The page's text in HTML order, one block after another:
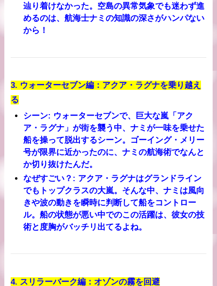
辿り着けなかった。空島の異常気象でも迷わず進
めるのは、航海士ナミの知識の深さがハンパない
から！
3. ウォーターセブン編：アクア・ラグナを乗り越え
る
シーン: ウォーターセブンで、巨大な嵐「アク
ア・ラグナ」が街を襲う中、ナミが一味を乗せた
船を操って脱出するシーン。ゴーイング・メリー
号が限界に近かったのに、ナミの航海術でなんと
か切り抜けたんだ。
なぜすごい？ : アクア・ラグナはグランドライン
でもトップクラスの大嵐。そんな中、ナミは風向
きや波の動きを瞬時に判断して船をコントロー
ル。船の状態が悪い中でのこの活躍は、彼女の技
術と度胸がバッチリ出てるよね。
4. スリラーバーク編：オゾンの霧を回避